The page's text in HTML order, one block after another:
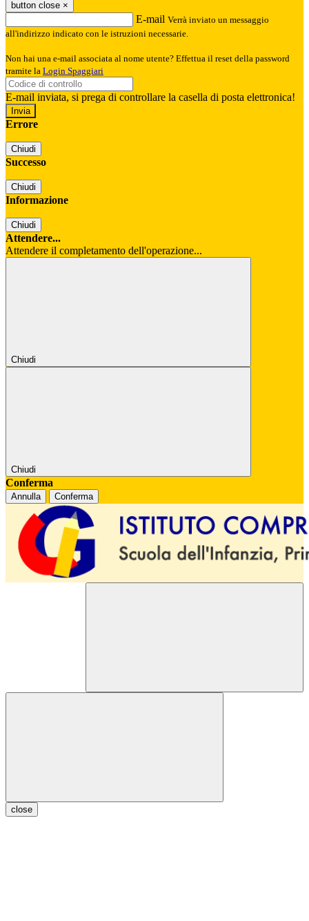
button close ×
E-mail Verrà inviato un messaggio
all'indirizzo indicato con le istruzioni necessarie.
Non hai una e-mail associata al nome utente? Effettua il reset della password
tramite la Login Spaggiari
E-mail inviata, si prega di controllare la casella di posta elettronica!
Errore
Chiudi
Successo
Chiudi
Informazione
Chiudi
Attendere...
Attendere il completamento dell'operazione...
Chiudi
Chiudi
Conferma
Annulla Conferma
close